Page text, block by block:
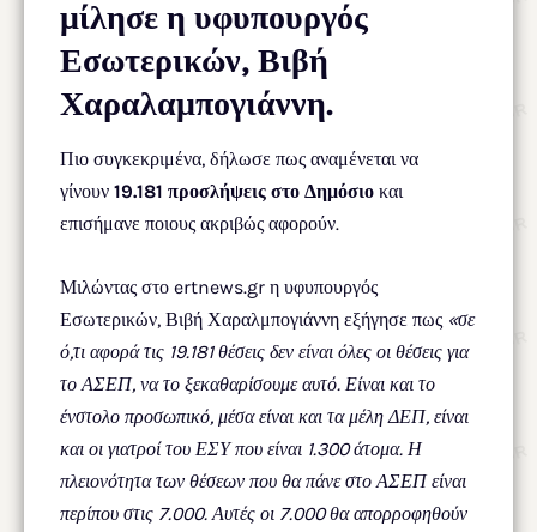
μίλησε η υφυπουργός
Εσωτερικών, Βιβή
Χαραλαμπογιάννη.
Πιο συγκεκριμένα, δήλωσε πως αναμένεται να
γίνουν 19.181 προσλήψεις στο Δημόσιο και
επισήμανε ποιους ακριβώς αφορούν.
Μιλώντας στο ertnews.gr η υφυπουργός
Εσωτερικών, Βιβή Χαραλμπογιάννη εξήγησε πως «σε
ό,τι αφορά τις 19.181 θέσεις δεν είναι όλες οι θέσεις για
το ΑΣΕΠ, να το ξεκαθαρίσουμε αυτό. Είναι και το
ένστολο προσωπικό, μέσα είναι και τα μέλη ΔΕΠ, είναι
και οι γιατροί του ΕΣΥ που είναι 1.300 άτομα. Η
πλειονότητα των θέσεων που θα πάνε στο ΑΣΕΠ είναι
περίπου στις 7.000. Αυτές οι 7.000 θα απορροφηθούν